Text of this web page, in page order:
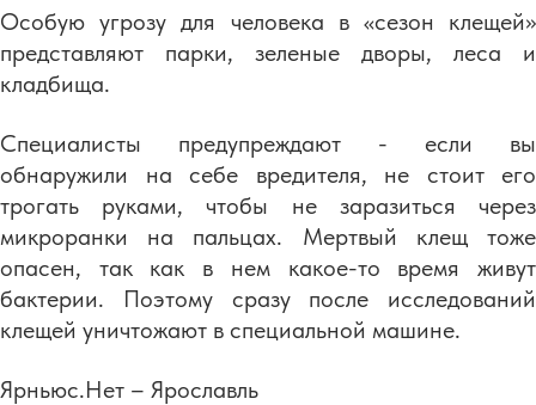
Особую угрозу для человека в «сезон клещей»
представляют парки, зеленые дворы, леса и
кладбища.
Специалисты предупреждают - если вы
обнаружили на себе вредителя, не стоит его
трогать руками, чтобы не заразиться через
микроранки на пальцах. Мертвый клещ тоже
опасен, так как в нем какое-то время живут
бактерии. Поэтому сразу после исследований
клещей уничтожают в специальной машине.
Ярньюс.Нет – Ярославль